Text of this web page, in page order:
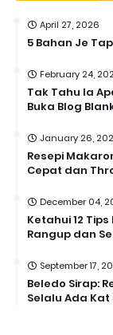
April 27, 2026
5 Bahan Je
February 24,
Tak Tahu la
Buka Blog
January 26,
Resepi
Cepat dan
December 04,
Ketahui 12
Rangup dan
September 17,
Beledo Sirap:
Selalu Ada